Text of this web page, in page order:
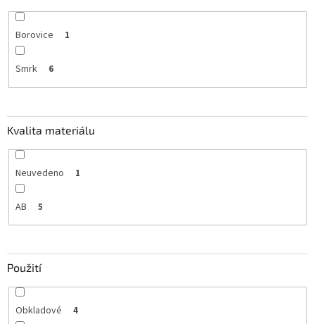
Borovice 1
Smrk 6
Kvalita materiálu
Neuvedeno 1
AB 5
Použití
Obkladové 4